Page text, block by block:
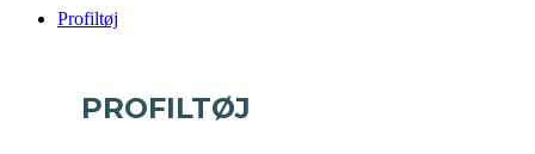
Profiltøj
PROFILTØJ